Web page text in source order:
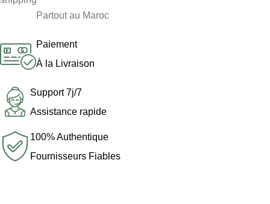
Partout au Maroc
Paiement
À la Livraison
Support 7j/7
Assistance rapide
100% Authentique
Fournisseurs Fiables